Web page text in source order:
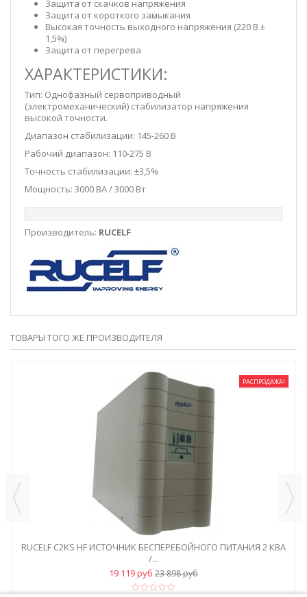
Защита от скачков напряжения
Защита от короткого замыкания
Высокая точность выходного напряжения (220 В ±
1,5%)
Защита от перегрева
ХАРАКТЕРИСТИКИ:
Тип: Однофазный сервоприводный
(электромеханический) стабилизатор напряжения
высокой точности.
Диапазон стабилизации: 145-260 В
Рабочий диапазон: 110-275 В
Точность стабилизации: ±3,5%
Мощность: 3000 ВА / 3000 Вт
Производитель: RUCELF
ТОВАРЫ ТОГО ЖЕ ПРОИЗВОДИТЕЛЯ
РАСПРОДАЖА!
RUCELF C2KS HF ИСТОЧНИК БЕСПЕРЕБОЙНОГО ПИТАНИЯ 2 КВА
/...
19 119 руб 23 898 руб